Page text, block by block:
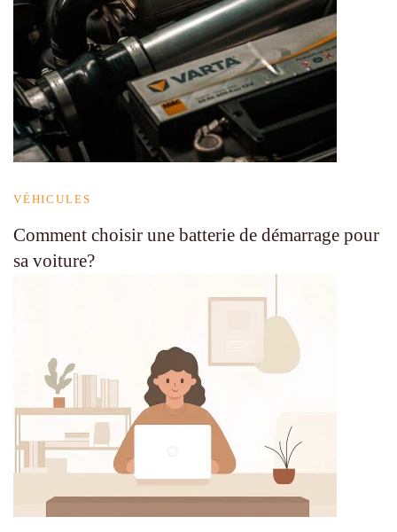
VÉHICULES
Comment choisir une batterie de démarrage pour
sa voiture?